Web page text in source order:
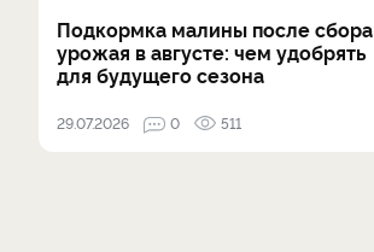
Подкормка малины после сбора
урожая в августе: чем удобрять
для будущего сезона
29.07.2026 0 511